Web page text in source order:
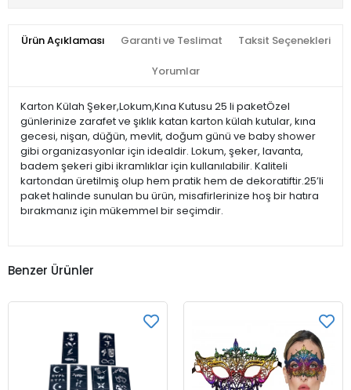
Ürün Açıklaması Garanti ve Teslimat Taksit Seçenekleri
Yorumlar
Karton Külah Şeker,Lokum,Kına Kutusu 25 li paketÖzel
günlerinize zarafet ve şıklık katan karton külah kutular, kına
gecesi, nişan, düğün, mevlit, doğum günü ve baby shower
gibi organizasyonlar için idealdir. Lokum, şeker, lavanta,
badem şekeri gibi ikramlıklar için kullanılabilir. Kaliteli
kartondan üretilmiş olup hem pratik hem de dekoratiftir.25’li
paket halinde sunulan bu ürün, misafirlerinize hoş bir hatıra
bırakmanız için mükemmel bir seçimdir.
Benzer Ürünler